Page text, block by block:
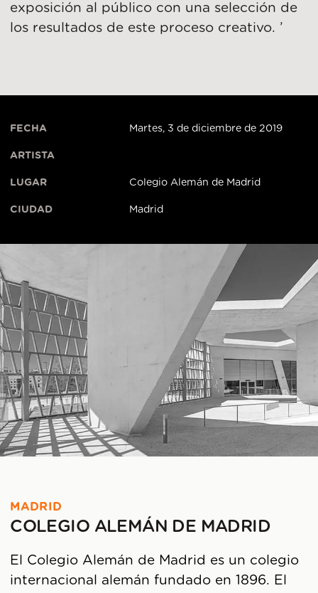
exposición al público con una selección de
los resultados de este proceso creativo. ’
FECHA Martes, 3 de diciembre de 2019
ARTISTA
LUGAR Colegio Alemán de Madrid
CIUDAD Madrid
MADRID
COLEGIO ALEMÁN DE MADRID
El Colegio Alemán de Madrid es un colegio
internacional alemán fundado en 1896. El